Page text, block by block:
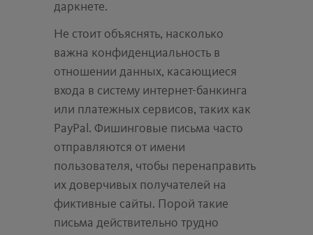
даркнете.
Не стоит объяснять, насколько
важна конфиденциальность в
отношении данных, касающиеся
входа в систему интернет-банкинга
или платежных сервисов, таких как
PayPal. Фишинговые письма часто
отправляются от имени
пользователя, чтобы перенаправить
их доверчивых получателей на
фиктивные сайты. Порой такие
письма действительно трудно